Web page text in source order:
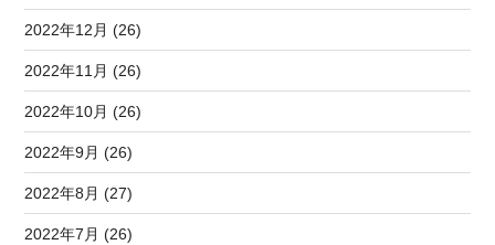
2022年12月 (26)
2022年11月 (26)
2022年10月 (26)
2022年9月 (26)
2022年8月 (27)
2022年7月 (26)